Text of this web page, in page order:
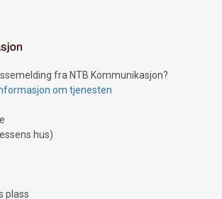
fra NTB Kommunikasjon?
om tjenesten
hus)
plass